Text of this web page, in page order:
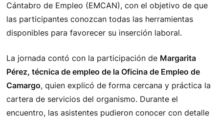
Cántabro de Empleo (EMCAN), con el objetivo de que
las participantes conozcan todas las herramientas
disponibles para favorecer su inserción laboral.
La jornada contó con la participación de Margarita
Pérez, técnica de empleo de la Oficina de Empleo de
Camargo, quien explicó de forma cercana y práctica la
cartera de servicios del organismo. Durante el
encuentro, las asistentes pudieron conocer con detalle